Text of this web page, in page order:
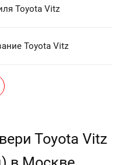
Toyota Vitz
Toyota Vitz
Toyota Vitz